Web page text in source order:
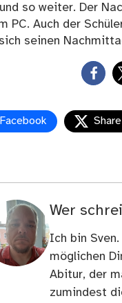
so weiter. Der
PC. Auch der
seinen
Facebook
Wer
Ich bin
möglichen
Abitur, der
zumindest